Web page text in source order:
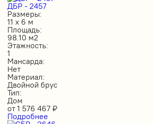
ДБР - 2457
Размеры:
11 х 6 м
Площадь:
98.10 м2
Этажность:
1
Мансарда:
Нет
Материал:
Двойной брус
Тип:
Дом
от 1 576 467 ₽
Подробнее